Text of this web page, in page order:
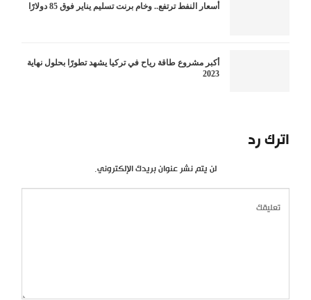
أسعار النفط ترتفع.. وخام برنت تسليم يناير فوق 85 دولارًا
أكبر مشروع طاقة رياح في تركيا يشهد تطورًا بحلول نهاية
2023
اترك رد
لن يتم نشر عنوان بريدك الإلكتروني.